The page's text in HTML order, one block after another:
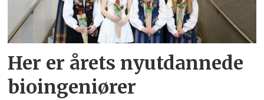
Her er årets nyutdannede
bioingeniører